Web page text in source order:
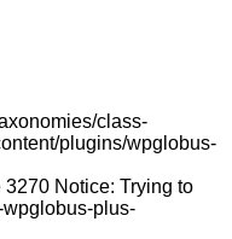
class-
plugins/wpglobus-
Notice: Trying to
plus-